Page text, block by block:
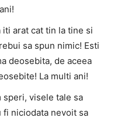
iti arat cat tin la tine si
sa spun nimic! Esti
deosebita, de aceea
La multi ani!
speri, visele tale sa
fi niciodata nevoit sa